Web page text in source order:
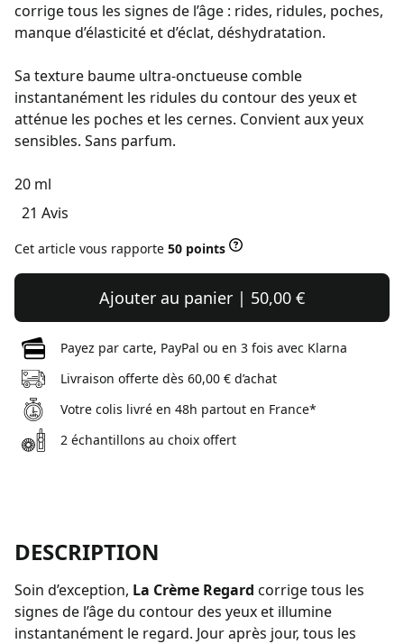
corrige tous les signes de l’âge : rides, ridules, poches,
manque d’élasticité et d’éclat, déshydratation.
Sa texture baume ultra-onctueuse comble
instantanément les ridules du contour des yeux et
atténue les poches et les cernes. Convient aux yeux
sensibles. Sans parfum.
20 ml
21 Avis
Cet article vous rapporte 50 points
Ajouter au panier | 50,00 €
Payez par carte, PayPal ou en 3 fois avec Klarna
Livraison offerte dès 60,00 € d’achat
Votre colis livré en 48h partout en France*
2 échantillons au choix offert
DESCRIPTION
Soin d’exception, La Crème Regard corrige tous les
signes de l’âge du contour des yeux et illumine
instantanément le regard. Jour après jour, tous les